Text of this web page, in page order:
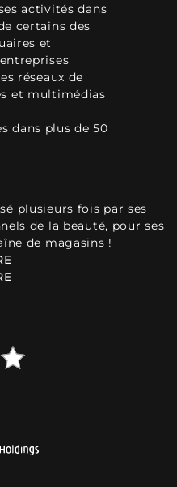
activités dans
certains des
et
réseaux de
et multimédias
dans plus de 50
plusieurs fois par ses
de la beauté, pour ses
de magasins !